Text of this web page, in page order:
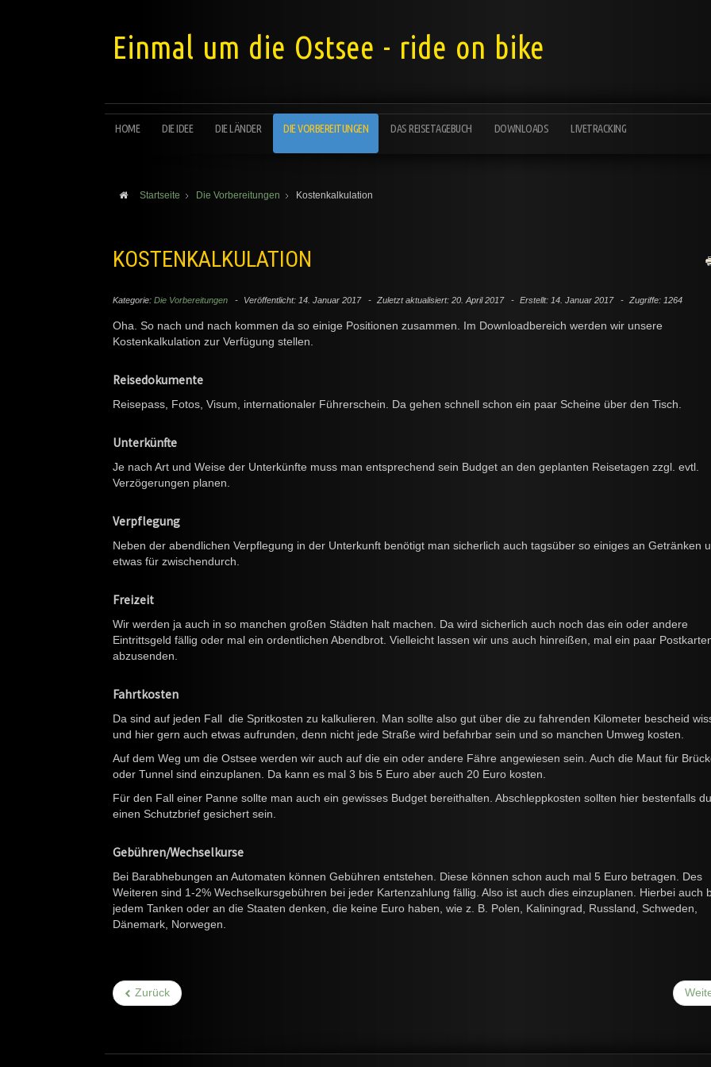
Einmal um die Ostsee - ride on bike
HOME DIE IDEE DIE LÄNDER DIE VORBEREITUNGEN DAS REISETAGEBUCH DOWNLOADS LIVETRACKING
Startseite Die Vorbereitungen Kostenkalkulation
KOSTENKALKULATION
Kategorie: Die Vorbereitungen Veröffentlicht: 14. Januar 2017 Zuletzt aktualisiert: 20. April 2017 Erstellt: 14. Januar 2017 Zugriffe: 1264
Oha. So nach und nach kommen da so einige Positionen zusammen. Im Downloadbereich werden wir unsere
Kostenkalkulation zur Verfügung stellen.
Reisedokumente
Reisepass, Fotos, Visum, internationaler Führerschein. Da gehen schnell schon ein paar Scheine über den Tisch.
Unterkünfte
Je nach Art und Weise der Unterkünfte muss man entsprechend sein Budget an den geplanten Reisetagen zzgl. evtl.
Verzögerungen planen.
Verpflegung
Neben der abendlichen Verpflegung in der Unterkunft benötigt man sicherlich auch tagsüber so einiges an Getränken
etwas für zwischendurch.
Freizeit
Wir werden ja auch in so manchen großen Städten halt machen. Da wird sicherlich auch noch das ein oder andere
Eintrittsgeld fällig oder mal ein ordentlichen Abendbrot. Vielleicht lassen wir uns auch hinreißen, mal ein paar
abzusenden.
Fahrtkosten
Da sind auf jeden Fall die Spritkosten zu kalkulieren. Man sollte also gut über die zu fahrenden Kilometer bescheid
und hier gern auch etwas aufrunden, denn nicht jede Straße wird befahrbar sein und so manchen Umweg kosten.
Auf dem Weg um die Ostsee werden wir auch auf die ein oder andere Fähre angewiesen sein. Auch die Maut für
oder Tunnel sind einzuplanen. Da kann es mal 3 bis 5 Euro aber auch 20 Euro kosten.
Für den Fall einer Panne sollte man auch ein gewisses Budget bereithalten. Abschleppkosten sollten hier bestenfalls
einen Schutzbrief gesichert sein.
Gebühren/Wechselkurse
Bei Barabhebungen an Automaten können Gebühren entstehen. Diese können schon auch mal 5 Euro betragen. Des
Weiteren sind 1-2% Wechselkursgebühren bei jeder Kartenzahlung fällig. Also ist auch dies einzuplanen. Hierbei auch
jedem Tanken oder an die Staaten denken, die keine Euro haben, wie z. B. Polen, Kaliningrad, Russland, Schweden,
Dänemark, Norwegen.
Zurück